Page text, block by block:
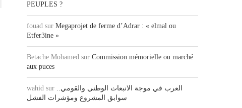
PEUPLES ?
fouad sur Megaprojet de ferme d’Adrar : « elmal ou
Etfer3ine »
Betache Mohamed sur Commission mémorielle ou marché
aux puces
wahid sur العرب في موجة الانبعاث الوطني والقومي..
سوابق المشروع ومؤشرات الفشل